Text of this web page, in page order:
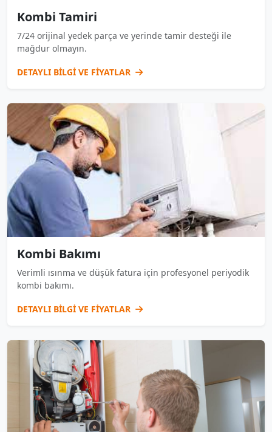
Kombi Tamiri
7/24 orijinal yedek parça ve yerinde tamir desteği ile
mağdur olmayın.
DETAYLI BİLGİ VE FİYATLAR
Kombi Bakımı
Verimli ısınma ve düşük fatura için profesyonel periyodik
kombi bakımı.
DETAYLI BİLGİ VE FİYATLAR